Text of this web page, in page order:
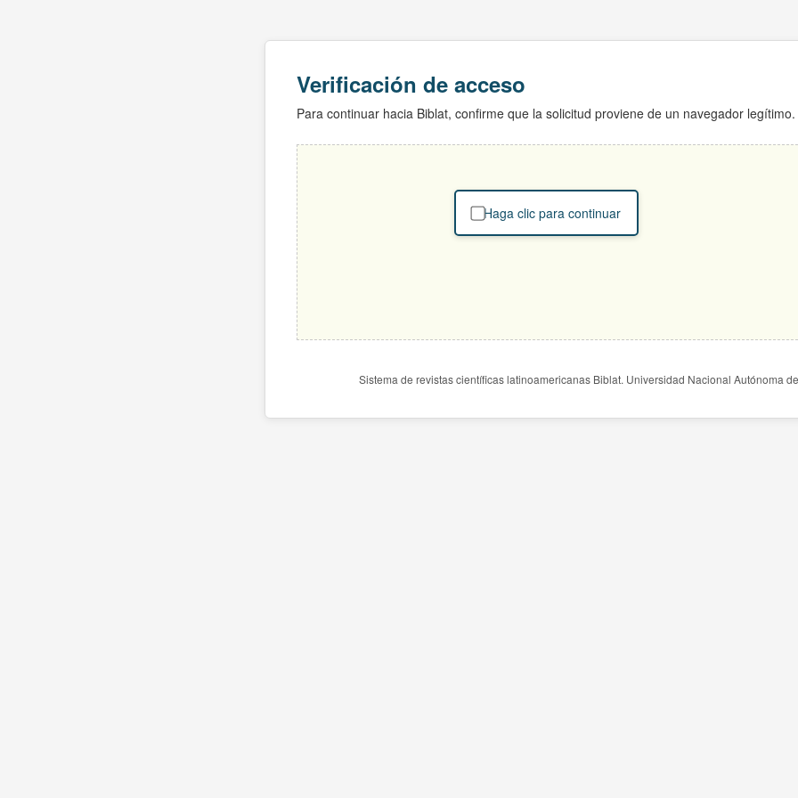
Verificación de acceso
Para continuar hacia Biblat, confirme que la solicitud proviene de un navegador legítimo.
Haga clic para continuar
Sistema de revistas científicas latinoamericanas Biblat. Universidad Nacional Autónoma